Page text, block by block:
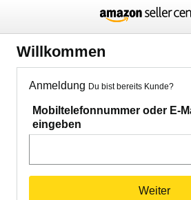
Willkommen
Anmeldung Du bist bereits Kunde?
Mobiltelefonnummer oder E-
eingeben
Weiter